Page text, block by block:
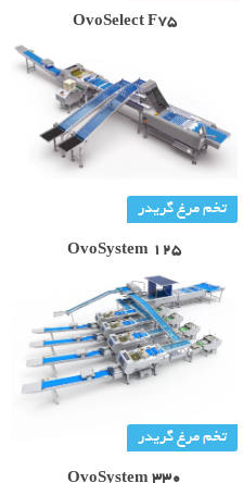
OvoSelect F75
تخم مرغ گریدر
OvoSystem 125
تخم مرغ گریدر
OvoSystem 330